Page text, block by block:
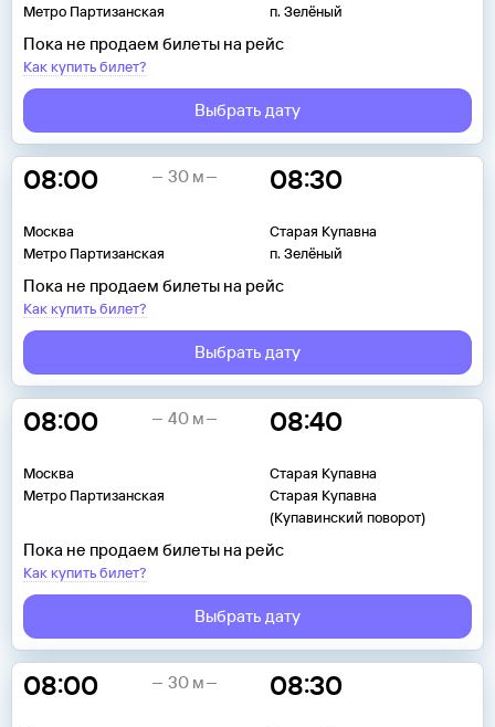
Метро Партизанская
п. Зелёный
Пока не продаем билеты на рейс
Как купить билет?
Выбрать дату
08:00
Москва
Метро Партизанская
08:30
Старая Купавна
п. Зелёный
30 м
Пока не продаем билеты на рейс
Как купить билет?
Выбрать дату
08:00
Москва
Метро Партизанская
08:40
Старая Купавна
Старая Купавна
(Купавинский поворот)
40 м
Пока не продаем билеты на рейс
Как купить билет?
Выбрать дату
08:00 08:30
30 м